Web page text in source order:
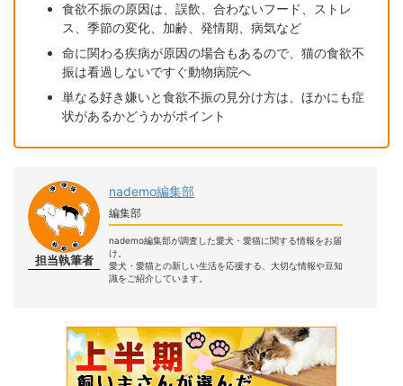
食欲不振の原因は、誤飲、合わないフード、ストレ
ス、季節の変化、加齢、発情期、病気など
命に関わる疾病が原因の場合もあるので、猫の食欲不
振は看過しないですぐ動物病院へ
単なる好き嫌いと食欲不振の見分け方は、ほかにも症
状があるかどうかがポイント
担当執筆者
nademo編集部
編集部
nademo編集部が調査した愛犬・愛猫に関する情報をお届
け。
愛犬・愛猫との新しい生活を応援する、大切な情報や豆知
識をご紹介しています。